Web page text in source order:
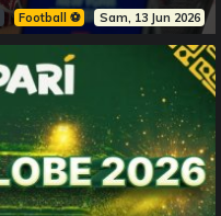
Football ⚽️ Sam, 13 Jun 2026